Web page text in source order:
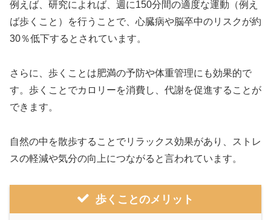
例えば、研究によれば、週に150分間の適度な運動（例え
ば歩くこと）を行うことで、心臓病や脳卒中のリスクが約
30％低下するとされています。
さらに、歩くことは肥満の予防や体重管理にも効果的で
す。歩くことでカロリーを消費し、代謝を促進することが
できます。
自然の中を散歩することでリラックス効果があり、ストレ
スの軽減や気分の向上につながると言われています。
歩くことのメリット